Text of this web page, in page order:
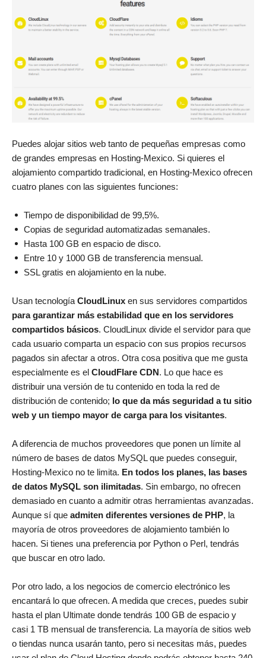
Puedes alojar sitios web tanto de pequeñas empresas como
de grandes empresas en Hosting-Mexico. Si quieres el
alojamiento compartido tradicional, en Hosting-Mexico ofrecen
cuatro planes con las siguientes funciones:
Tiempo de disponibilidad de 99,5%.
Copias de seguridad automatizadas semanales.
Hasta 100 GB en espacio de disco.
Entre 10 y 1000 GB de transferencia mensual.
SSL gratis en alojamiento en la nube.
Usan tecnología CloudLinux en sus servidores compartidos
para garantizar más estabilidad que en los servidores
compartidos básicos. CloudLinux divide el servidor para que
cada usuario comparta un espacio con sus propios recursos
pagados sin afectar a otros. Otra cosa positiva que me gusta
especialmente es el CloudFlare CDN. Lo que hace es
distribuir una versión de tu contenido en toda la red de
distribución de contenido; lo que da más seguridad a tu sitio
web y un tiempo mayor de carga para los visitantes.
A diferencia de muchos proveedores que ponen un límite al
número de bases de datos MySQL que puedes conseguir,
Hosting-Mexico no te limita. En todos los planes, las bases
de datos MySQL son ilimitadas. Sin embargo, no ofrecen
demasiado en cuanto a admitir otras herramientas avanzadas.
Aunque sí que admiten diferentes versiones de PHP, la
mayoría de otros proveedores de alojamiento también lo
hacen. Si tienes una preferencia por Python o Perl, tendrás
que buscar en otro lado.
Por otro lado, a los negocios de comercio electrónico les
encantará lo que ofrecen. A medida que creces, puedes subir
hasta el plan Ultimate donde tendrás 100 GB de espacio y
casi 1 TB mensual de transferencia. La mayoría de sitios web
o tiendas nunca usarán tanto, pero si necesitas más, puedes